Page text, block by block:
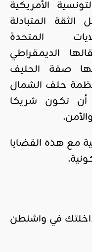
الأمريكية
المتبادلة
المتحدة
الديمقراطي
صفة الحليف
حلف الشمال
تكون شريكا
مع هذه القضايا
في واشنطن